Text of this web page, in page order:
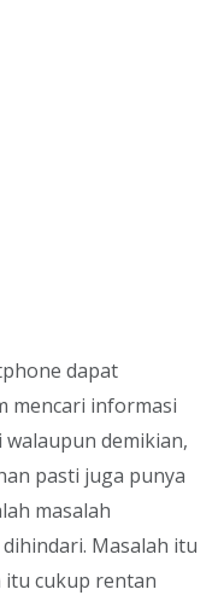
dapat
mencari informasi
walaupun demikian,
pasti juga punya
masalah
Masalah itu
itu cukup rentan